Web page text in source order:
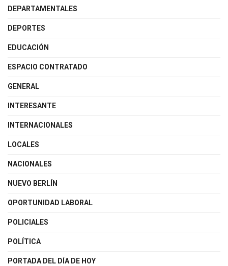
DEPARTAMENTALES
DEPORTES
EDUCACIÓN
ESPACIO CONTRATADO
GENERAL
INTERESANTE
INTERNACIONALES
LOCALES
NACIONALES
NUEVO BERLÍN
OPORTUNIDAD LABORAL
POLICIALES
POLÍTICA
PORTADA DEL DÍA DE HOY